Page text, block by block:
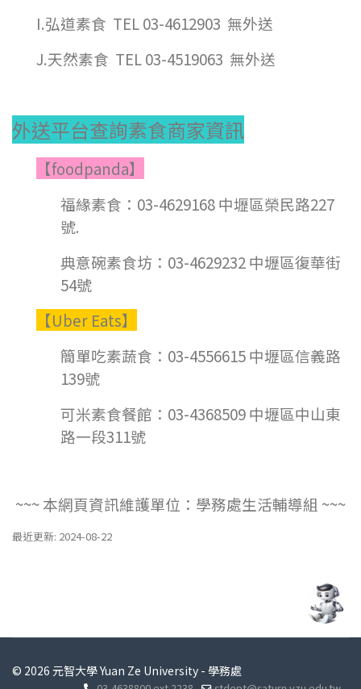
I.弘道素食 TEL 03-4612903 無外送
J.天然素食 TEL 03-4519063 無外送
外送平台查詢素食商家資訊
【foodpanda】
福緣素食：03-4629168 中壢區榮民路227
號.
典意碗素食坊：03-4629232 中壢區復華街
54號
【Uber Eats】
簡單吃素蔬食：03-4556615 中壢區信義路
139號
可米素食餐館：03-4368509 中壢區中山東
路一段311號
~~~ 本網頁資訊維護單位：學務處生活輔導組 ~~~
最近更新: 2024-08-22
© 2026 元智大學 Yuan Ze University - 學務處